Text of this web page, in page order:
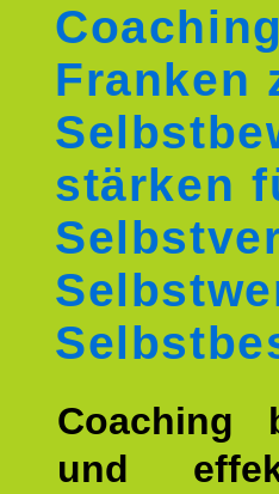
Franken
stärken
Coaching
und